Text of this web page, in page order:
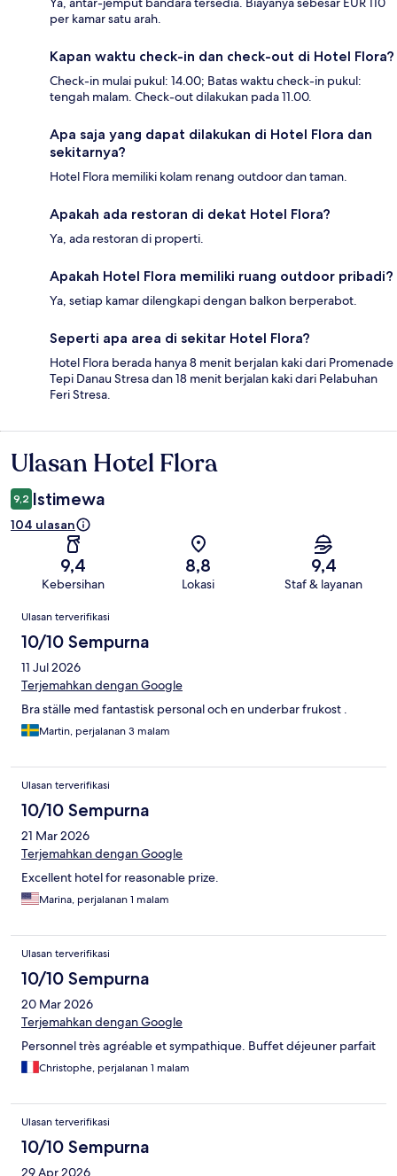
per kamar satu arah.
Kapan waktu check-in dan check-out di Hotel Flora?
Check-in mulai pukul: 14.00; Batas waktu check-in pukul:
tengah malam. Check-out dilakukan pada 11.00.
Apa saja yang dapat dilakukan di Hotel Flora dan
sekitarnya?
Hotel Flora memiliki kolam renang outdoor dan taman.
Apakah ada restoran di dekat Hotel Flora?
Ya, ada restoran di properti.
Apakah Hotel Flora memiliki ruang outdoor pribadi?
Ya, setiap kamar dilengkapi dengan balkon berperabot.
Seperti apa area di sekitar Hotel Flora?
Hotel Flora berada hanya 8 menit berjalan kaki dari Promenade
Tepi Danau Stresa dan 18 menit berjalan kaki dari Pelabuhan
Feri Stresa.
Ulasan
Ulasan Hotel Flora
9,2 Istimewa
104 ulasan
9,4
Kebersihan
8,8
Lokasi
9,4
Staf & layanan
Ulasan
Ulasan terverifikasi
10/10 Sempurna
11 Jul 2026
Terjemahkan dengan Google
Bra ställe med fantastisk personal och en underbar frukost .
Martin, perjalanan 3 malam
Ulasan terverifikasi
10/10 Sempurna
21 Mar 2026
Terjemahkan dengan Google
Excellent hotel for reasonable prize.
Marina, perjalanan 1 malam
Ulasan terverifikasi
10/10 Sempurna
20 Mar 2026
Terjemahkan dengan Google
Personnel très agréable et sympathique. Buffet déjeuner parfait
Christophe, perjalanan 1 malam
Ulasan terverifikasi
10/10 Sempurna
29 Apr 2026